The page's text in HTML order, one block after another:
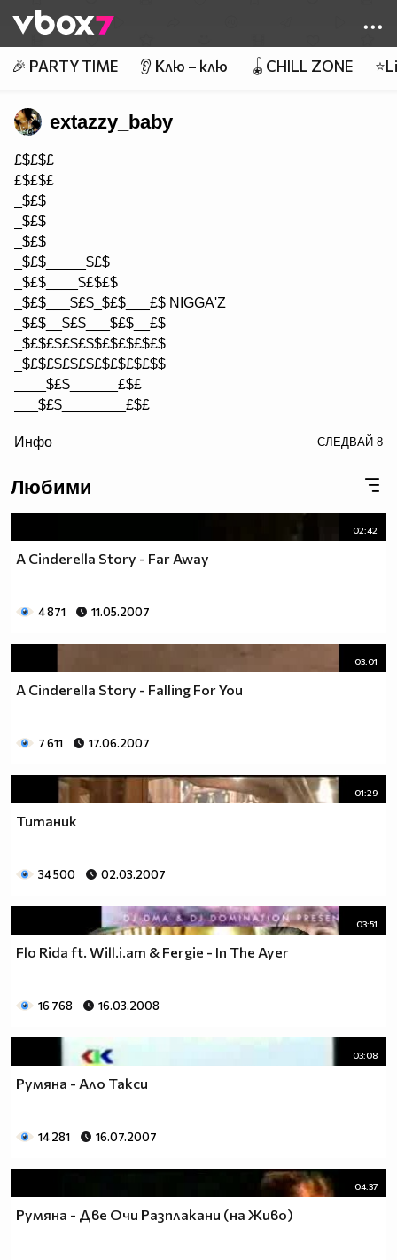
👾
🎉 PARTY TIME 👂 Клю – клю 🪀CHILL ZONE
extazzy_baby
£$£$£
£$£$£
_$£$
_$£$
_$£$
_$£$_____$£$
_$£$____$£$£$
_$£$___$£$_$£$___£$ NIGGA'Z
_$£$__$£$___$£$__£$
_$£$£$£$£$$£$£$£$£$
_$£$£$£$£$£$£$£$£$$
____$£$______£$£
___$£$________£$£
£$£$£$________$£$£$
Инфо СЛЕДВАЙ 8
Любими
02:42
A Cinderella Story - Far Away
4 871 11.05.2007
03:01
A Cinderella Story - Falling For You
7 611 17.06.2007
01:29
Титаник
34 500 02.03.2007
03:51
Flo Rida ft. Will.i.am & Fergie - In The Ayer
16 768 16.03.2008
03:08
Румяна - Ало Такси
14 281 16.07.2007
04:37
Румяна - Две Очи Разплакани (на Живо)